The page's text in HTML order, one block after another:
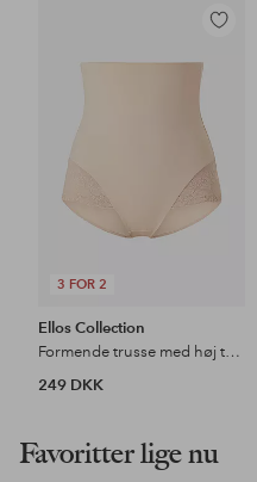
3 FOR 2
Tilføj
favoritter
Ellos Collection
Formende trusse med høj talje - medium støtte
249 DKK
Favoritter lige nu